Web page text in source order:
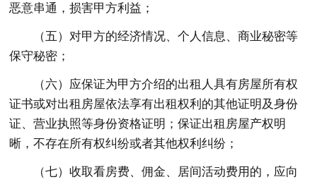
恶意串通，损害甲方利益；
（五）对甲方的经济情况、个人信息、商业秘密等
保守秘密；
（六）应保证为甲方介绍的出租人具有房屋所有权
证书或对出租房屋依法享有出租权利的其他证明及身份
证、营业执照等身份资格证明；保证出租房屋产权明
晰，不存在所有权纠纷或者其他权利纠纷；
（七）收取看房费、佣金、居间活动费用的，应向